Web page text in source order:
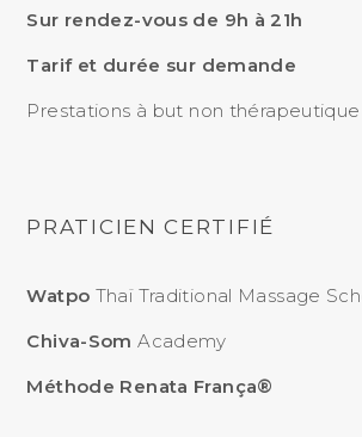
Sur rendez-vous de 9h à 21h
Tarif et durée sur demande
Prestations à but non thérapeutique
PRATICIEN CERTIFIÉ
Watpo Thaï Traditional Massage
Chiva-Som Academy
Méthode Renata França®